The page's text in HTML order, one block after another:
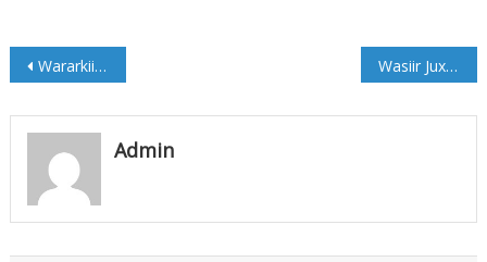
KGB. Midowga Soofiyeeti
wuxuu burburay December
15 dal oo kala madax
bannaan oo uu Ruushku
Post
navigation
Wararkii ugu dambeeyay Qaraxyo ka dhacay Boosaaso Wasiir Juxa Muxuu ka yiri xil ka qaadistii lagu sameeyey?
Admin